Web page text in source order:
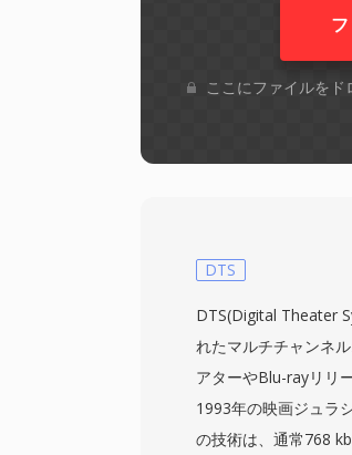
ここにファイルを
DTS
DTS(Digital Theater
れたマルチチャンネ
アターやBlu-rayリリ
1993年の映画ジュラ
の技術は、通常768